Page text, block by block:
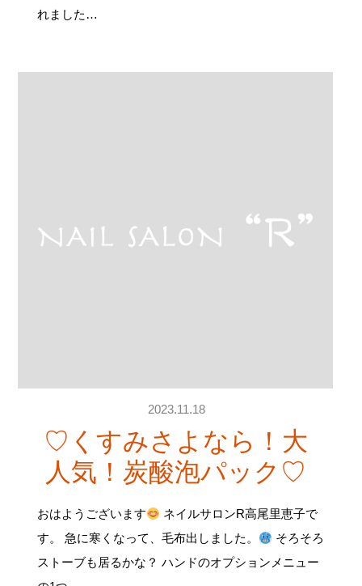
れました…
2023.11.18
♡くすみさよなら！大
人気！炭酸泡パック♡
おはようございます
ネイルサロンR高尾里恵子で
す。 急に寒くなって、毛布出しました。
そろそろ
ストーブも居るかな？ ハンドのオプションメニュー